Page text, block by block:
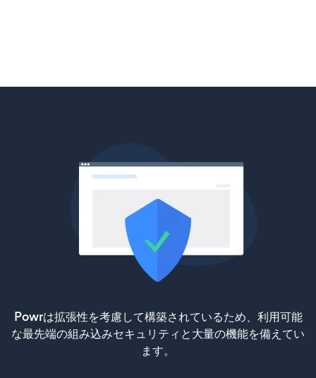
Powrは拡張性を考慮して構築されているため、利用可能
な最先端の組み込みセキュリティと大量の機能を備えてい
ます。